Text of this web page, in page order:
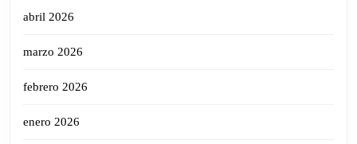
abril 2026
marzo 2026
febrero 2026
enero 2026